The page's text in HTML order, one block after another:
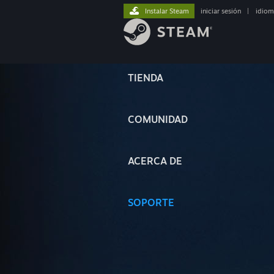
TIENDA
COMUNIDAD
ACERCA DE
SOPORTE
Instalar Steam iniciar sesión